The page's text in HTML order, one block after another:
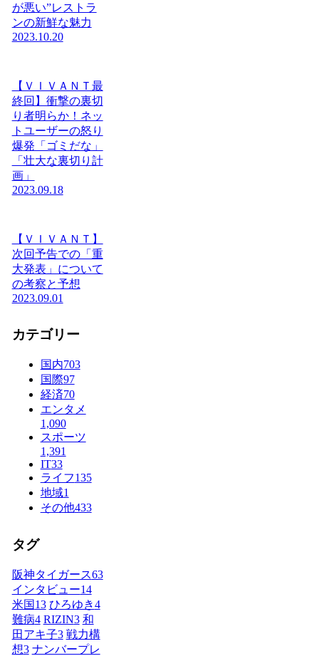
が悪い”レストラ
ンの新鮮な魅力
2023.10.20
【ＶＩＶＡＮＴ最
終回】衝撃の裏切
り者明らか！ネッ
トユーザーの怒り
爆発「ゴミだな」
「壮大な裏切り計
画」
2023.09.18
【ＶＩＶＡＮＴ】
次回予告での「重
大発表」について
の考察と予想
2023.09.01
カテゴリー
国内703
国際97
経済70
エンタメ
1,090
スポーツ
1,391
IT33
ライフ135
地域1
その他433
タグ
阪神タイガース63
インタビュー14
米国13 ひろゆき4
難病4 RIZIN3 和
田アキ子3 戦力構
想3 ナンバープレ